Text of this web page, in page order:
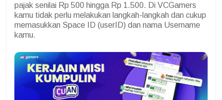
pajak senilai Rp 500 hingga Rp 1.500. Di VCGamers
kamu tidak perlu melakukan langkah-langkah dan cukup
memasukkan Space ID (userID) dan nama Username
kamu.